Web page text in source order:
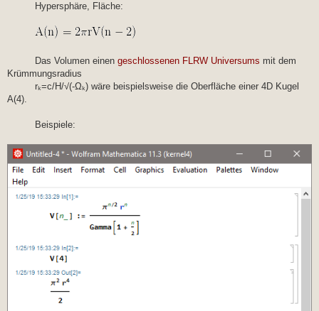
Hypersphäre, Fläche:
Das Volumen einen geschlossenen FLRW Universums mit dem
Krümmungsradius
rₖ=c/H/√(-Ωₖ) wäre beispielsweise die Oberfläche einer 4D Kugel
A(4).
Beispiele: